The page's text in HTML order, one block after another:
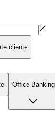
cliente
Office Banking